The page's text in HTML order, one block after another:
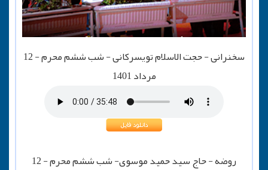
سخنرانی - حجت الاسلام تویسرکانی - شب ششم محرم - 12
مرداد 1401
روضه - حاج سید حمید موسوی- شب ششم محرم - 12